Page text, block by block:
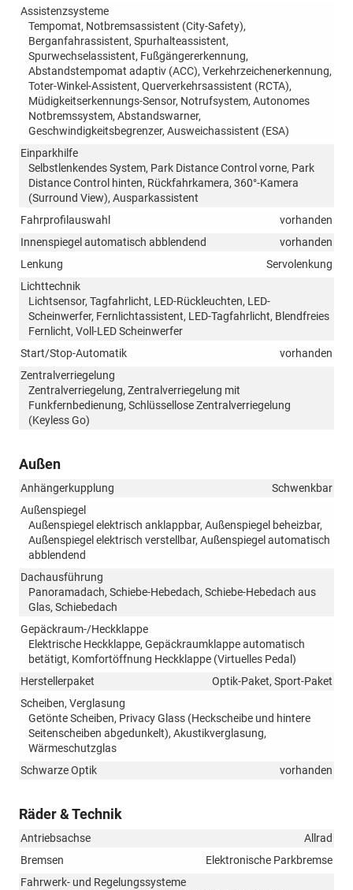
Assistenzsysteme
Tempomat, Notbremsassistent (City-Safety),
Berganfahrassistent, Spurhalteassistent,
Spurwechselassistent, Fußgängererkennung,
Abstandstempomat adaptiv (ACC), Verkehrzeichenerkennung,
Toter-Winkel-Assistent, Querverkehrsassistent (RCTA),
Müdigkeitserkennungs-Sensor, Notrufsystem, Autonomes
Notbremssystem, Abstandswarner,
Geschwindigkeitsbegrenzer, Ausweichassistent (ESA)
Einparkhilfe
Selbstlenkendes System, Park Distance Control vorne, Park
Distance Control hinten, Rückfahrkamera, 360°-Kamera
(Surround View), Ausparkassistent
Fahrprofilauswahl
vorhanden
Innenspiegel automatisch abblendend
vorhanden
Lenkung
Servolenkung
Lichttechnik
Lichtsensor, Tagfahrlicht, LED-Rückleuchten, LED-
Scheinwerfer, Fernlichtassistent, LED-Tagfahrlicht, Blendfreies
Fernlicht, Voll-LED Scheinwerfer
Start/Stop-Automatik
vorhanden
Zentralverriegelung
Zentralverriegelung, Zentralverriegelung mit
Funkfernbedienung, Schlüssellose Zentralverriegelung
(Keyless Go)
Außen
Anhängerkupplung
Schwenkbar
Außenspiegel
Außenspiegel elektrisch anklappbar, Außenspiegel beheizbar,
Außenspiegel elektrisch verstellbar, Außenspiegel automatisch
abblendend
Dachausführung
Panoramadach, Schiebe-Hebedach, Schiebe-Hebedach aus
Glas, Schiebedach
Gepäckraum-/Heckklappe
Elektrische Heckklappe, Gepäckraumklappe automatisch
betätigt, Komfortöffnung Heckklappe (Virtuelles Pedal)
Herstellerpaket
Optik-Paket, Sport-Paket
Scheiben, Verglasung
Getönte Scheiben, Privacy Glass (Heckscheibe und hintere
Seitenscheiben abgedunkelt), Akustikverglasung,
Wärmeschutzglas
Schwarze Optik
vorhanden
Räder & Technik
Antriebsachse
Allrad
Bremsen
Elektronische Parkbremse
Fahrwerk- und Regelungssysteme